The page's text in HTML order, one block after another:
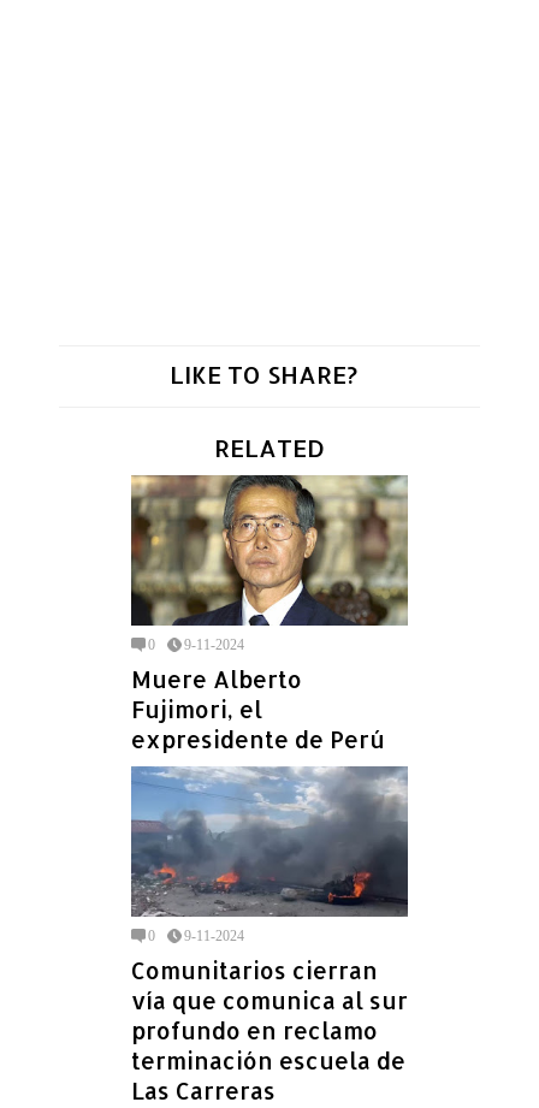
LIKE TO SHARE?
RELATED
0 9-11-2024
Muere Alberto
Fujimori, el
expresidente de Perú
0 9-11-2024
Comunitarios cierran
vía que comunica al sur
profundo en reclamo
terminación escuela de
Las Carreras